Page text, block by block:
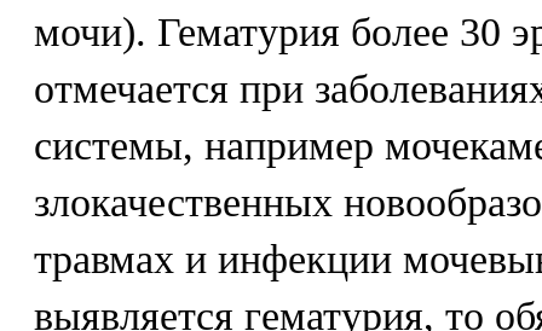
мочи). Гематурия более 30
отмечается при
системы, например
злокачественных
травмах и инфекции
выявляется гематурия, то